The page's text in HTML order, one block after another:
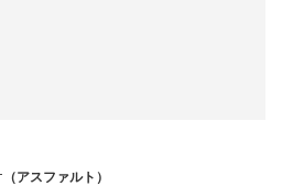
（アスファルト）